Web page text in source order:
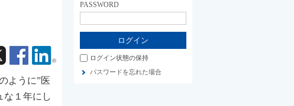
Twitter Facebook Linkedin
ように”医
な１年にし
PASSWORD
ログイン状態の保持
パスワードを忘れた場合